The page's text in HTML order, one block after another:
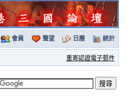
會員 聲望 日曆 統計
重寄認證電子郵件